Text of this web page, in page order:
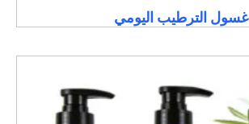
غسول الترطيب اليومي